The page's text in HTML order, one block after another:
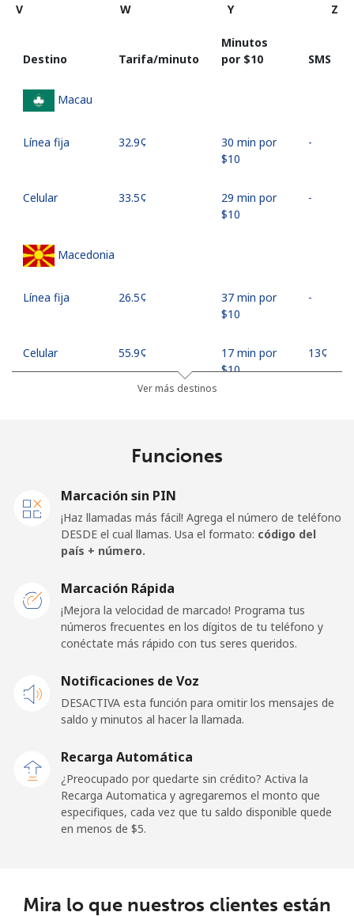
V
W Y Z
Destino Tarifa/minuto
Minutos
por ⁦$10⁩
SMS
Macau
Línea fija ⁦32.9¢⁩
30 min por
⁦$10⁩
-
Celular ⁦33.5¢⁩
29 min por
⁦$10⁩
-
Macedonia
Línea fija ⁦26.5¢⁩
37 min por
⁦$10⁩
-
Celular ⁦55.9¢⁩
17 min por
⁦$10⁩
⁦13¢⁩
⁦81.9¢⁩
12 min por
Celular
⁦$10⁩
Línea fija ⁦57.9¢⁩
17 min por
⁦$10⁩
Malaysia
Línea fija ⁦1.5¢⁩
⁦$10⁩
⁦1.5¢⁩
665 min por
-
Ver más destinos
Funciones
Marcación sin PIN
¡Haz llamadas más fácil! Agrega el número de teléfono
DESDE el cual llamas. Usa el formato: código del
país + número.
Marcación Rápida
¡Mejora la velocidad de marcado! Programa tus
números frecuentes en los dígitos de tu teléfono y
conéctate más rápido con tus seres queridos.
Notificaciones de Voz
DESACTIVA esta función para omitir los mensajes de
saldo y minutos al hacer la llamada.
Recarga Automática
¿Preocupado por quedarte sin crédito? Activa la
Recarga Automatica y agregaremos el monto que
especifiques, cada vez que tu saldo disponible quede
en menos de ⁦$5⁩.
Mira lo que nuestros clientes están